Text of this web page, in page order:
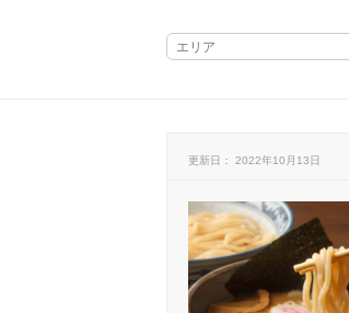
更新日： 2022年10月13日